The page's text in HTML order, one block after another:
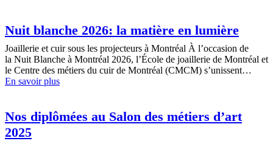
Nuit blanche 2026: la matière en lumière
Joaillerie et cuir sous les projecteurs à Montréal À l’occasion de
la Nuit Blanche à Montréal 2026, l’École de joaillerie de Montréal et
le Centre des métiers du cuir de Montréal (CMCM) s’unissent…
En savoir plus
Nos diplômées au Salon des métiers d’art
2025